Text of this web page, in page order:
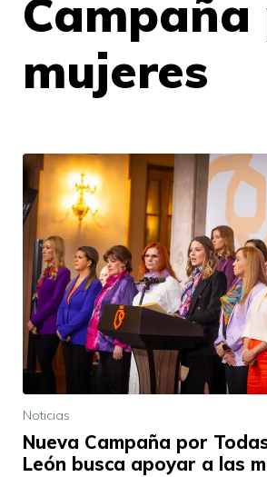
mujeres
Noticias
Nueva Campaña por
León busca apoyar a las